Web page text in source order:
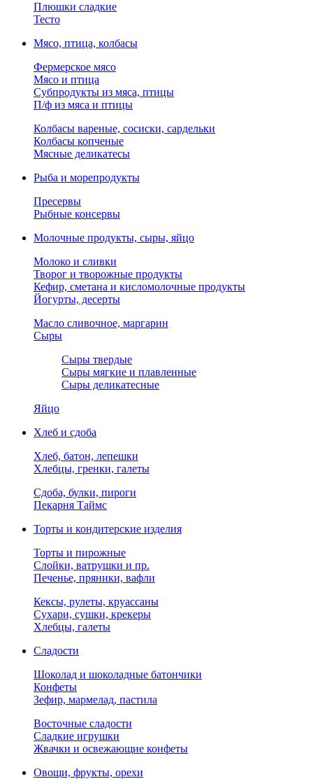
Плюшки сладкие
Тесто
Мясо, птица, колбасы
Фермерское мясо
Мясо и птица
Субпродукты из мяса, птицы
П/ф из мяса и птицы
Колбасы вареные, сосиски, сардельки
Колбасы копченые
Мясные деликатесы
Рыба и морепродукты
Пресервы
Рыбные консервы
Молочные продукты, сыры, яйцо
Молоко и сливки
Творог и творожные продукты
Кефир, сметана и кисломолочные продукты
Йогурты, десерты
Масло сливочное, маргарин
Сыры
Сыры твердые
Сыры мягкие и плавленные
Сыры деликатесные
Яйцо
Хлеб и сдоба
Хлеб, батон, лепешки
Хлебцы, гренки, галеты
Сдоба, булки, пироги
Пекарня Таймс
Торты и кондитерские изделия
Торты и пирожные
Слойки, ватрушки и пр.
Печенье, пряники, вафли
Кексы, рулеты, круассаны
Сухари, сушки, крекеры
Хлебцы, галеты
Сладости
Шоколад и шоколадные батончики
Конфеты
Зефир, мармелад, пастила
Восточные сладости
Сладкие игрушки
Жвачки и освежающие конфеты
Овощи, фрукты, орехи